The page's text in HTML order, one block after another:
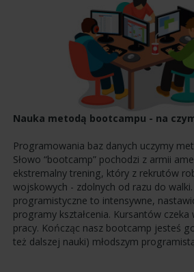
Nauka metodą bootcampu - na
Programowania baz danych uczymy
Słowo “bootcamp” pochodzi z armii
ekstremalny trening, który z rekrutów
wojskowych - zdolnych od razu do
programistyczne to intensywne,
programy kształcenia. Kursantów
pracy. Kończąc nasz bootcamp jesteś
też dalszej nauki) młodszym